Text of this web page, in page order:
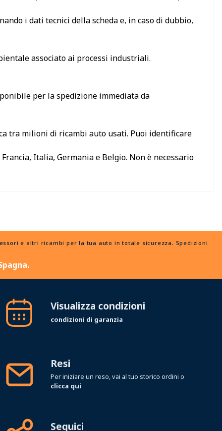
i dati tecnici della scheda e, in caso di dubbio,
associato ai processi industriali.
per la spedizione immediata da
tra milioni di ricambi auto usati. Puoi identificare
Italia, Germania e Belgio. Non è necessario
e altri ricambi per la tua auto in totale sicurezza. Spedizioni
Visualizza condizioni
condizioni di garanzia
Resi
Per iniziare un reso, vai al tuo storico ordini o
clicca qui
Seguici